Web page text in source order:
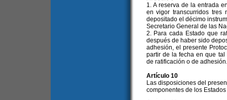
1. A reserva de la entrada
en vigor transcurridos
depositado el décimo
Secretario General de las
2. Para cada Estado que
después de haber sido
adhesión, el presente
partir de la fecha en que tal
de ratificación o de adhesión.
Artículo 10
Las disposiciones del
componentes de los